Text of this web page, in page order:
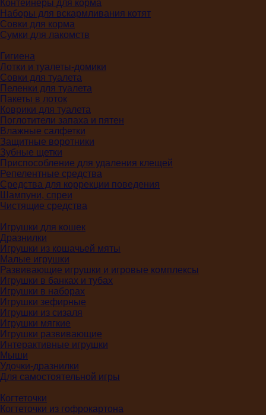
Контейнеры для корма
Наборы для вскармливания котят
Совки для корма
Сумки для лакомств
Гигиена
Лотки и туалеты-домики
Совки для туалета
Пеленки для туалета
Пакеты в лоток
Коврики для туалета
Поглотители запаха и пятен
Влажные салфетки
Защитные воротники
Зубные щетки
Приспособление для удаления клещей
Репелентные средства
Средства для коррекции поведения
Шампуни, спреи
Чистящие средства
Игрушки для кошек
Дразнилки
Игрушки из кошачьей мяты
Малые игрушки
Развивающие игрушки и игровые комплексы
Игрушки в банках и тубах
Игрушки в наборах
Игрушки зефирные
Игрушки из сизаля
Игрушки мягкие
Игрушки развивающие
Интерактивные игрушки
Мыши
Удочки-дразнилки
Для самостоятельной игры
Когтеточки
Когтеточки из гофрокартона